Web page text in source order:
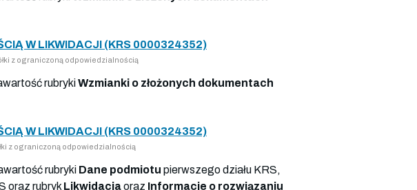
W LIKWIDACJI (KRS 0000324352)
z ograniczoną odpowiedzialnością
rubrykiWzmianki o złożonych dokumentach
W LIKWIDACJI (KRS 0000324352)
z ograniczoną odpowiedzialnością
rubryki Dane podmiotu pierwszego działu KRS,
oraz rubryk Likwidacjaoraz Informacje o rozwiązaniu